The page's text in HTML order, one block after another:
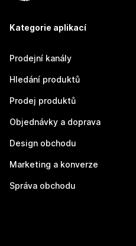
Kategorie aplikací
Prodejní kanály
Hledání produktů
Prodej produktů
Objednávky a doprava
Design obchodu
Marketing a konverze
Správa obchodu